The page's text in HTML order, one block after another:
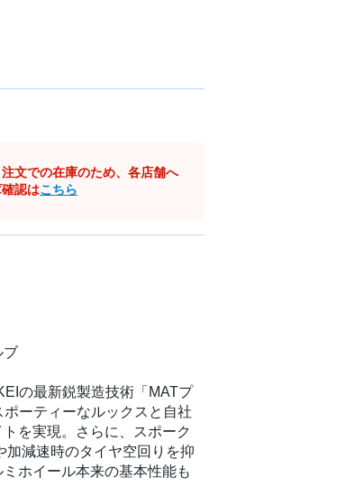
文での在庫のため、各店舗へ
認はこちら
ブ
の最新鋭製造技術「MATプ
ーティーなルックスと自社
を実現。さらに、スポーク
加減速時のタイヤ空回りを抑
ホイール本来の基本性能も